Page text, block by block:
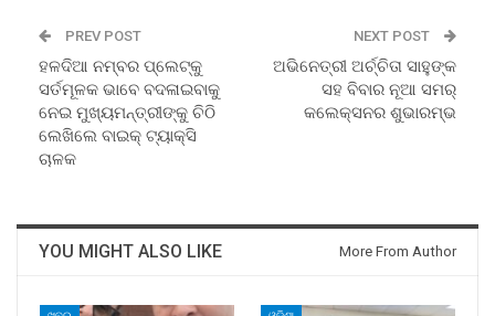
PREV POST
ହଳଦିଆ ନମ୍ବର ପ୍ଲେଟ୍‌କୁ
ସର୍ତମୂଳକ ଭାବେ ବଦଳାଇବାକୁ
ନେଇ ମୁଖ୍ୟମନ୍ତ୍ରୀଙ୍କୁ ଚିଠି
ଲେଖିଲେ ବାଇକ୍ ଟ୍ୟାକ୍ସି
ଚାଳକ
NEXT POST
ଅଭିନେତ୍ରୀ ଅର୍ଚ୍ଚିତା ସାହୁଙ୍କ
ସହ ବିବାର ନୂଆ ସମର୍
କଲେକ୍ସନର ଶୁଭାରମ୍ଭ
YOU MIGHT ALSO LIKE More From Author